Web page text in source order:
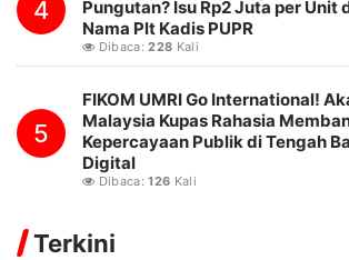
4
Pungutan? Isu Rp2 Juta per Unit
Nama Plt Kadis PUPR
Dibaca:228 Kali
5
FIKOM UMRI Go International!
Malaysia Kupas Rahasia
Kepercayaan Publik di Tengah
Digital
Dibaca:126 Kali
Terkini